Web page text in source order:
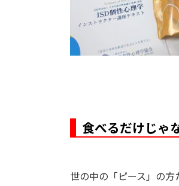
食べるだけじゃ
世の中の「ピース」の方